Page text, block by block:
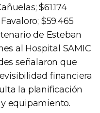
$61.174
$59.465
de Esteban
al Hospital SAMIC
señalaron que
financiera
la planificación
equipamiento.